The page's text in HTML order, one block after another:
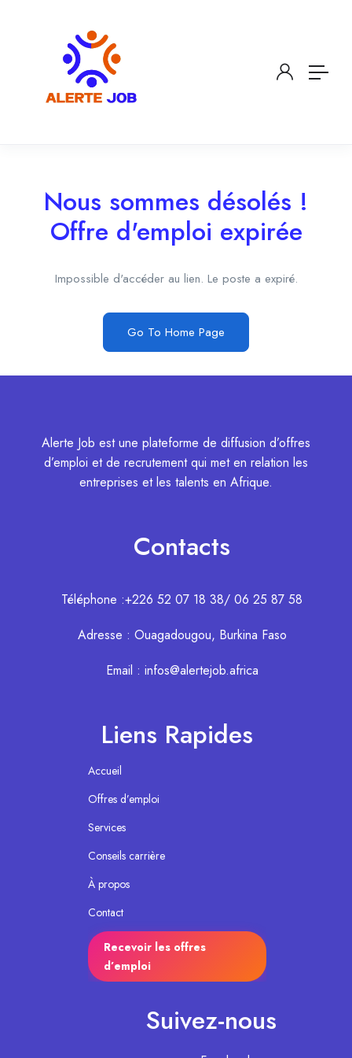
Nous sommes désolés !
Offre d'emploi expirée
Impossible d'accéder au lien. Le poste a expiré.
Go To Home Page
Alerte Job est une plateforme de diffusion d’offres
d’emploi et de recrutement qui met en relation les
entreprises et les talents en Afrique.
Contacts
Téléphone :+226 52 07 18 38/ 06 25 87 58
Adresse : Ouagadougou, Burkina Faso
Email : infos@alertejob.africa
Liens Rapides
Accueil
Offres d’emploi
Services
Conseils carrière
À propos
Contact
Recevoir les offres
d’emploi
Suivez-nous